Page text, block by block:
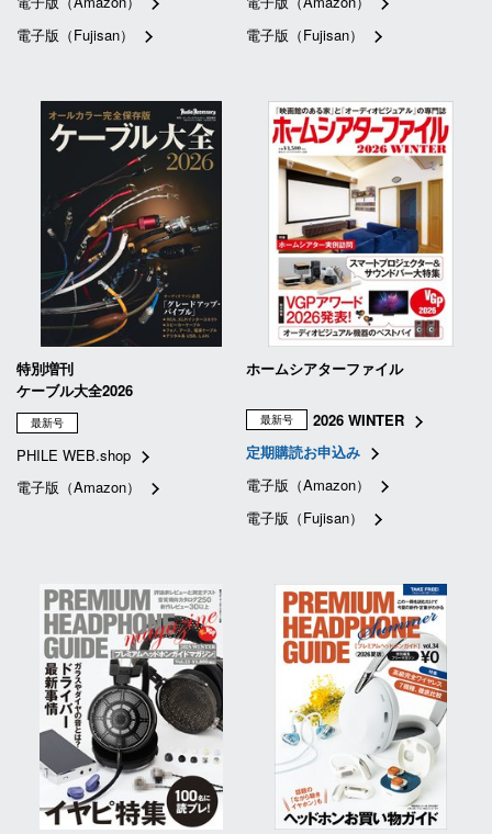
電子版（Fujisan）
電子版（Fujisan）
特別増刊
ケーブル大全2026
最新号
PHILE WEB.shop
電子版（Amazon）
ホームシアターファイル
最新号
2026 WINTER
定期購読お申込み
電子版（Amazon）
電子版（Fujisan）